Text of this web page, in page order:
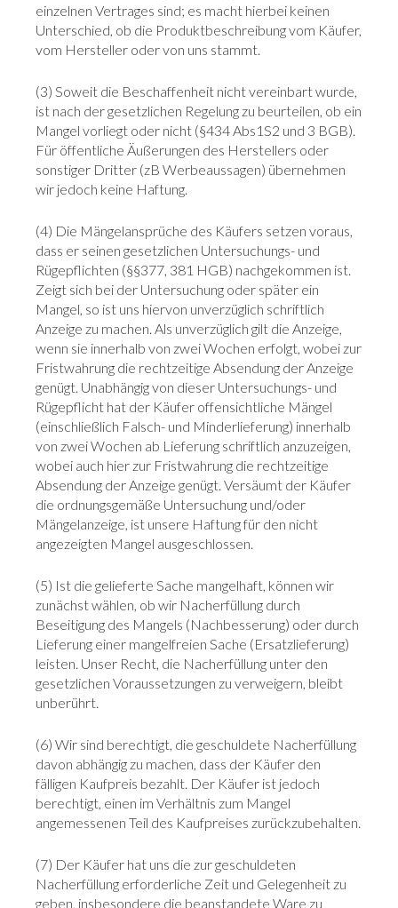
einzelnen Vertrages sind; es macht hierbei keinen
Unterschied, ob die Produktbeschreibung vom Käufer,
vom Hersteller oder von uns stammt.
(3) Soweit die Beschaffenheit nicht vereinbart wurde,
ist nach der gesetzlichen Regelung zu beurteilen, ob ein
Mangel vorliegt oder nicht (§434 Abs1S2 und 3 BGB).
Für öffentliche Äußerungen des Herstellers oder
sonstiger Dritter (zB Werbeaussagen) übernehmen
wir jedoch keine Haftung.
(4) Die Mängelansprüche des Käufers setzen voraus,
dass er seinen gesetzlichen Untersuchungs- und
Rügepflichten (§§377, 381 HGB) nachgekommen ist.
Zeigt sich bei der Untersuchung oder später ein
Mangel, so ist uns hiervon unverzüglich schriftlich
Anzeige zu machen. Als unverzüglich gilt die Anzeige,
wenn sie innerhalb von zwei Wochen erfolgt, wobei zur
Fristwahrung die rechtzeitige Absendung der Anzeige
genügt. Unabhängig von dieser Untersuchungs- und
Rügepflicht hat der Käufer offensichtliche Mängel
(einschließlich Falsch- und Minderlieferung) innerhalb
von zwei Wochen ab Lieferung schriftlich anzuzeigen,
wobei auch hier zur Fristwahrung die rechtzeitige
Absendung der Anzeige genügt. Versäumt der Käufer
die ordnungsgemäße Untersuchung und/oder
Mängelanzeige, ist unsere Haftung für den nicht
angezeigten Mangel ausgeschlossen.
(5) Ist die gelieferte Sache mangelhaft, können wir
zunächst wählen, ob wir Nacherfüllung durch
Beseitigung des Mangels (Nachbesserung) oder durch
Lieferung einer mangelfreien Sache (Ersatzlieferung)
leisten. Unser Recht, die Nacherfüllung unter den
gesetzlichen Voraussetzungen zu verweigern, bleibt
unberührt.
(6) Wir sind berechtigt, die geschuldete Nacherfüllung
davon abhängig zu machen, dass der Käufer den
fälligen Kaufpreis bezahlt. Der Käufer ist jedoch
berechtigt, einen im Verhältnis zum Mangel
angemessenen Teil des Kaufpreises zurückzubehalten.
(7) Der Käufer hat uns die zur geschuldeten
Nacherfüllung erforderliche Zeit und Gelegenheit zu
geben, insbesondere die beanstandete Ware zu